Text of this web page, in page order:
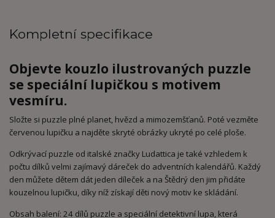
Kompletní specifikace
Objevte kouzlo ilustrovaných puzzle
se speciální lupičkou s motivem
vesmíru.
Složte si puzzle plné planet, hvězd a mimozemšťanů. Poté vezměte
červenou lupičku a najděte skryté obrázky ukryté po celé ploše.
Odkrývací puzzle od italské značky Ludattica je také vzhledem k
počtu dílků velmi zajímavý dáreček do adventních kalendářů. Každý
den můžete dětem dát jeden díleček a na Štědrý den jim přidáte
kouzelnou lupičku, díky níž získají děti nový motiv ke skládání.
Obsah balení: 24 dílů puzzle a speciální detektivní lupa, která